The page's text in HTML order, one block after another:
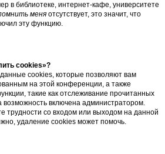
в библиотеке, интернет-кафе, университете
меня отсутствует, это значит, что
эту функцию.
cookies»?
cookies, которые позволяют вам
на этой конференции, а также
такие как отслеживание прочитанных
возможность включена администратором.
трудности со входом или выходом на данной
удаление cookies может помочь.